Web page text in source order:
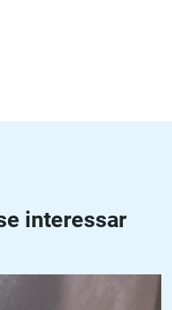
interessar
e utilizar